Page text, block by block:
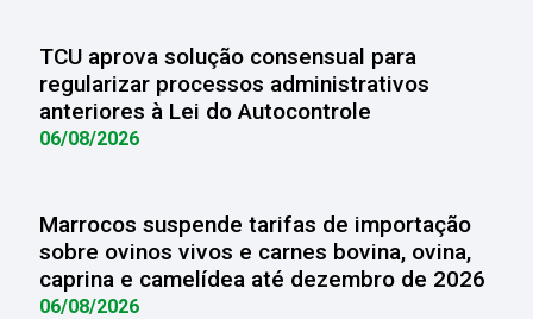
TCU aprova solução consensual para
regularizar processos administrativos
anteriores à Lei do Autocontrole
06/08/2026
Marrocos suspende tarifas de importação
sobre ovinos vivos e carnes bovina, ovina,
caprina e camelídea até dezembro de 2026
06/08/2026